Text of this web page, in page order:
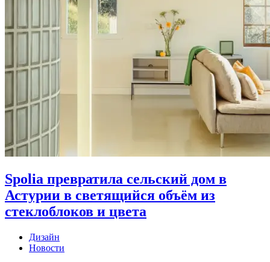
Spolia превратила сельский дом в
Астурии в светящийся объём из
стеклоблоков и цвета
Дизайн
Новости